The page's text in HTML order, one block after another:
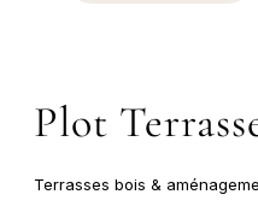
Plot
Terrasses bois &